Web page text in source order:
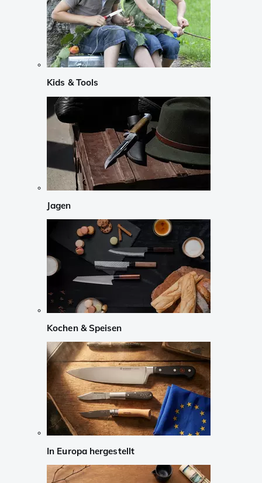
Kids & Tools
Jagen
Kochen & Speisen
In Europa hergestellt